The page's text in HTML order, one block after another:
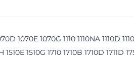
1070E 1070G 1110 1110NA 1110D
1510E 1510G 1710 1710B 1710D